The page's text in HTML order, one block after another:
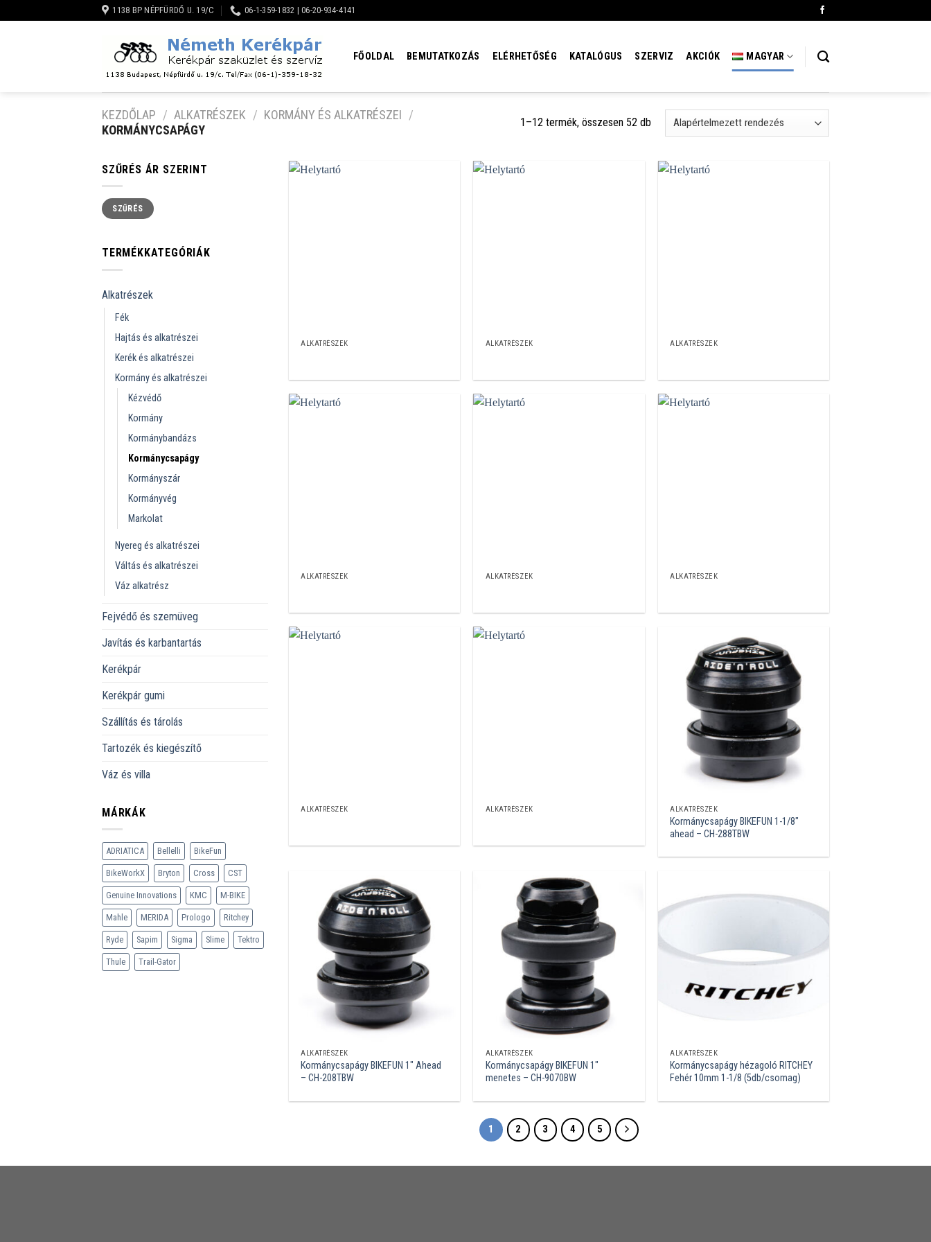
to
1138 BP NÉPFÜRDŐ U. 19/C 06-1-359-1832 | 06-20-934-4141
FŐOLDAL BEMUTATKOZÁS ELÉRHETŐSÉG KATALÓGUS SZERVIZ AKCIÓK MAGYAR
KEZDŐLAP / ALKATRÉSZEK / KORMÁNY ÉS ALKATRÉSZEI /
KORMÁNYCSAPÁGY
1–12 termék, összesen 52 db
SZŰRÉS ÁR SZERINT
Min
ár
Max
ár
SZŰRÉS
TERMÉKKATEGÓRIÁK
Alkatrészek
Fék
Hajtás és alkatrészei
Kerék és alkatrészei
Kormány és alkatrészei
Kézvédő
Kormány
Kormánybandázs
Kormánycsapágy
Kormányszár
Kormányvég
Markolat
Nyereg és alkatrészei
Váltás és alkatrészei
Váz alkatrész
Fejvédő és szemüveg
Javítás és karbantartás
Kerékpár
Kerékpár gumi
Szállítás és tárolás
Tartozék és kiegészítő
Váz és villa
MÁRKÁK
ADRIATICA Bellelli BikeFun
BikeWorkX Bryton Cross CST
Genuine Innovations KMC M-BIKE
Mahle MERIDA Prologo Ritchey
Ryde Sapim Sigma Slime Tektro
Thule Trail-Gator
ALKATRÉSZEK ALKATRÉSZEK ALKATRÉSZEK
ALKATRÉSZEK ALKATRÉSZEK ALKATRÉSZEK
ALKATRÉSZEK ALKATRÉSZEK ALKATRÉSZEK
Kormánycsapágy BIKEFUN 1-1/8″
ahead – CH-288TBW
ALKATRÉSZEK
Kormánycsapágy BIKEFUN 1″ Ahead
– CH-208TBW
ALKATRÉSZEK
Kormánycsapágy BIKEFUN 1″
menetes – CH-9070BW
ALKATRÉSZEK
Kormánycsapágy hézagoló RITCHEY
Fehér 10mm 1-1/8 (5db/csomag)
1 2 3 4 5